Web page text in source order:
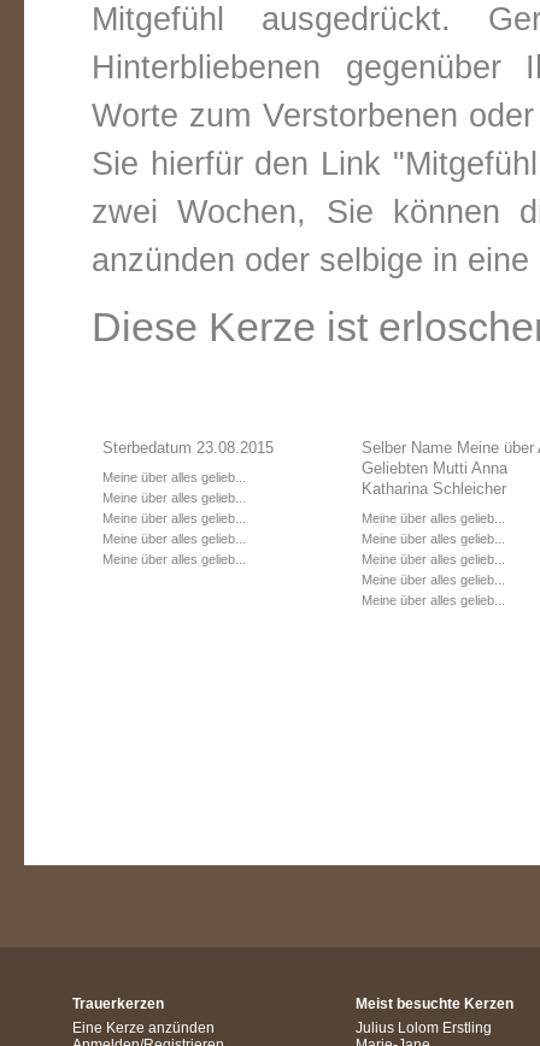
Mitgefühl ausgedrückt.
Hinterbliebenen
Worte zum Verstorbenen
Sie hierfür den Link
zwei Wochen, Sie können
anzünden oder selbige in
Diese Kerze ist
Sterbedatum 23.08.2015
Meine über alles gelieb...
Meine über alles gelieb...
Meine über alles gelieb...
Meine über alles gelieb...
Meine über alles gelieb...
Selber Name Meine über
Geliebten Mutti Anna
Katharina Schleicher
Meine über alles gelieb...
Meine über alles gelieb...
Meine über alles gelieb...
Meine über alles gelieb...
Meine über alles gelieb...
Trauerkerzen
Eine Kerze anzünden
Meist besuchte Kerzen
Julius Lolom Erstling